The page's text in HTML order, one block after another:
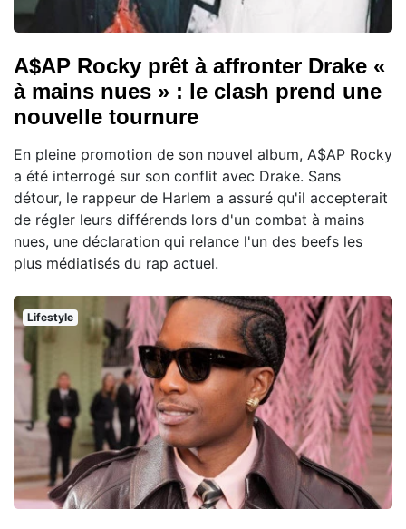
A$AP Rocky prêt à affronter Drake «
à mains nues » : le clash prend une
nouvelle tournure
En pleine promotion de son nouvel album, A$AP Rocky
a été interrogé sur son conflit avec Drake. Sans
détour, le rappeur de Harlem a assuré qu'il accepterait
de régler leurs différends lors d'un combat à mains
nues, une déclaration qui relance l'un des beefs les
plus médiatisés du rap actuel.
Lifestyle